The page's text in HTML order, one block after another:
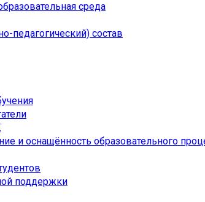
среда
педагогический) состав
и оснащённость образовательного
поддержки